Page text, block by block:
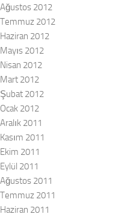
Ağustos 2012
Temmuz 2012
Haziran 2012
Mayıs 2012
Nisan 2012
Mart 2012
Şubat 2012
Ocak 2012
Aralık 2011
Kasım 2011
Ekim 2011
Eylül 2011
Ağustos 2011
Temmuz 2011
Haziran 2011